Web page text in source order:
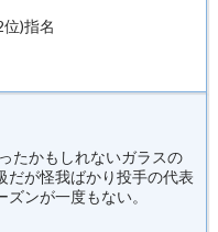
)指名
たかもしれないガラスの
だが怪我ばかり投手の代表
ンが一度もない。